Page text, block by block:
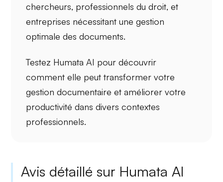
chercheurs, professionnels du droit, et
entreprises nécessitant une gestion
optimale des documents.
Testez Humata AI pour découvrir
comment elle peuttransformer votre
gestion documentaire et améliorer votre
productivité dans divers contextes
professionnels.
Avis détaillé sur Humata AI